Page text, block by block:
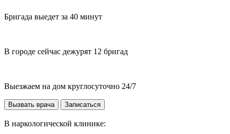
Бригада выедет за 40 минут
В городе сейчас дежурят 12 бригад
Выезжаем на дом круглосуточно 24/7
Вызвать врача Записаться
В наркологической клинике: